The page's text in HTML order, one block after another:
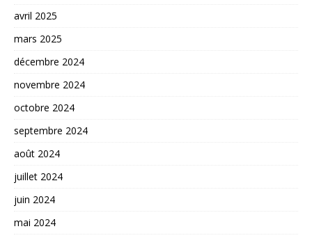
avril 2025
mars 2025
décembre 2024
novembre 2024
octobre 2024
septembre 2024
août 2024
juillet 2024
juin 2024
mai 2024